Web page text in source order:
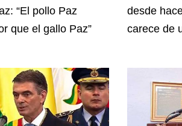
“El pollo Paz
que el gallo Paz”
desde
carece de